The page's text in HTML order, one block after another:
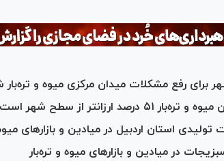
برای رفع مشکلات میدان مرکزی میوه و تره‌بار
ارزانتر از سطح شهر است
استان اردبیل در میادین و بازارهای
در میادین و بازار‌های میوه و تره‌بار